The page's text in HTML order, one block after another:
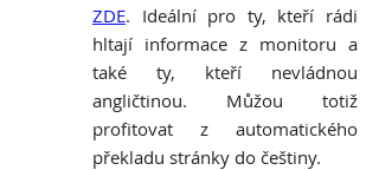
ZDE. Ideální pro ty, kteří rádi
hltají informace z monitoru a
také ty, kteří nevládnou
angličtinou. Můžou totiž
profitovat z automatického
překladu stránky do češtiny.